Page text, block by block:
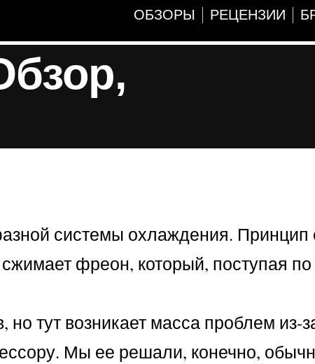
ОБЗОРЫ РЕЦЕНЗИИ
системы охлаждения. Принцип
фреон, который, поступая
но тут возникает масса проблем из-
Мы ее решали, конечно,